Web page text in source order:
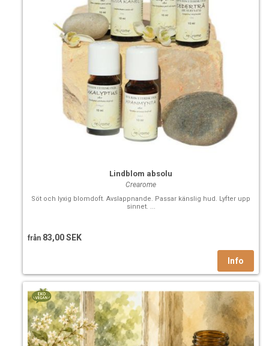
Lindblom absolu
Crearome
Söt och lyxig blomdoft. Avslappnande. Passar känslig hud. Lyfter upp
sinnet. ...
från 83,00 SEK